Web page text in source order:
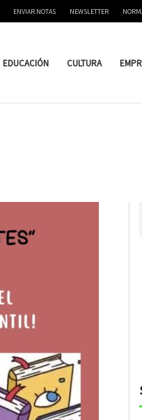
ENVIAR NOTAS NEWSLETTER
EDUCACIÓN CULTURA